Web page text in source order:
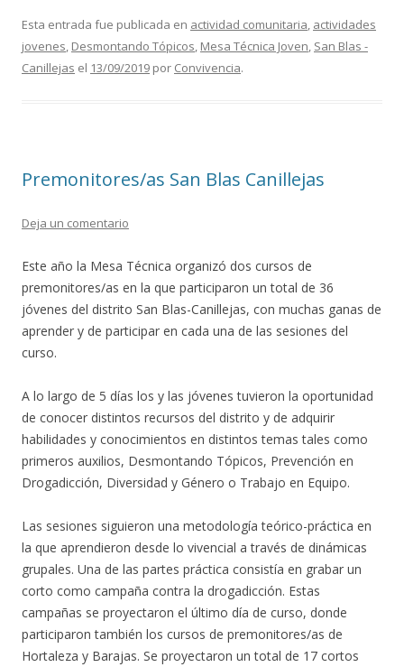
e
b
itt
er
ai
l
m
p
Esta entrada fue publicada en actividad comunitaria, actividades
jovenes, Desmontando Tópicos, Mesa Técnica Joven, San Blas -
Canillejas el 13/09/2019 por Convivencia.
Premonitores/as San Blas Canillejas
Deja un comentario
Este año la Mesa Técnica organizó dos cursos de
premonitores/as en la que participaron un total de 36
jóvenes del distrito San Blas-Canillejas, con muchas ganas de
aprender y de participar en cada una de las sesiones del
curso.
A lo largo de 5 días los y las jóvenes tuvieron la oportunidad
de conocer distintos recursos del distrito y de adquirir
habilidades y conocimientos en distintos temas tales como
primeros auxilios, Desmontando Tópicos, Prevención en
Drogadicción, Diversidad y Género o Trabajo en Equipo.
Las sesiones siguieron una metodología teórico-práctica en
la que aprendieron desde lo vivencial a través de dinámicas
grupales. Una de las partes práctica consistía en grabar un
corto como campaña contra la drogadicción. Estas
campañas se proyectaron el último día de curso, donde
participaron también los cursos de premonitores/as de
Hortaleza y Barajas. Se proyectaron un total de 17 cortos